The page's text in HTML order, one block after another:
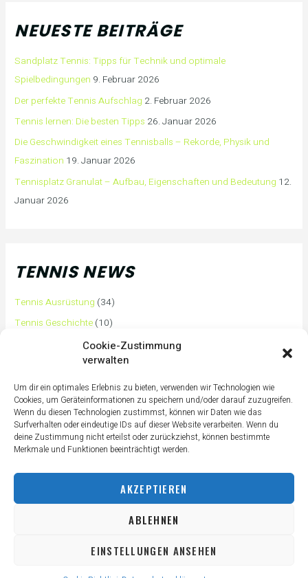
Cookie-Zustimmung
verwalten
Um dir ein optimales Erlebnis zu bieten, verwenden wir Technologien wie
Cookies, um Geräteinformationen zu speichern und/oder darauf zuzugreifen.
Wenn du diesen Technologien zustimmst, können wir Daten wie das
Surfverhalten oder eindeutige IDs auf dieser Website verarbeiten. Wenn du
deine Zustimmung nicht erteilst oder zurückziehst, können bestimmte
Merkmale und Funktionen beeinträchtigt werden.
AKZEPTIEREN
ABLEHNEN
EINSTELLUNGEN ANSEHEN
NEUESTE BEITRÄGE
Sandplatz Tennis: Tipps für Technik und optimale
Spielbedingungen 9. Februar 2026
Der perfekte Tennis Aufschlag 2. Februar 2026
Tennis lernen: Die besten Tipps 26. Januar 2026
Die Geschwindigkeit eines Tennisballs – Rekorde, Physik und
Faszination 19. Januar 2026
Tennisplatz Granulat – Aufbau, Eigenschaften und Bedeutung 12.
Januar 2026
TENNIS NEWS
Tennis Ausrüstung (34)
Tennis Geschichte (10)
Tennis Tipps und Tricks(63)
(3)
Tennis Training für Anfänger(36)
Tennisass Profis(7)
Tennisbälle (4)
Tennisplatz(1)
Tennisschläger(12)